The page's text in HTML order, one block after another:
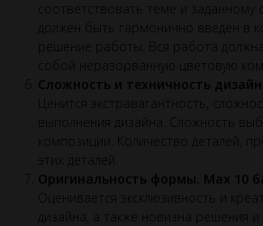
соответствовать теме и
должен быть гармонично введен в
решение работы. Вся работа должна
собой неразорванную цветовую
Сложность и техничность
Ценится экстравагантность,
выполнения дизайна. Сложность
композиции. Количество деталей,
этих деталей.
Оригинальность формы. Max 10
Оценивается эксклюзивность и
дизайна, а также новизна решения и